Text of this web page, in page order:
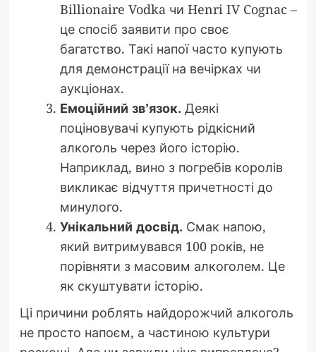
Billionaire Vodka чи Henri IV Cognac –
це спосіб заявити про своє
багатство. Такі напої часто купують
для демонстрації на вечірках чи
аукціонах.
Емоційний зв’язок. Деякі
поціновувачі купують рідкісний
алкоголь через його історію.
Наприклад, вино з погребів королів
викликає відчуття причетності до
минулого.
Унікальний досвід. Смак напою,
який витримувався 100 років, не
порівняти з масовим алкоголем. Це
як скуштувати історію.
Ці причини роблять найдорожчий алкоголь
не просто напоєм, а частиною культури